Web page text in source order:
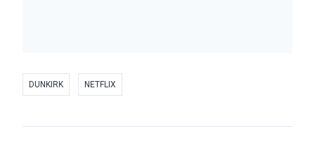
DUNKIRK NETFLIX